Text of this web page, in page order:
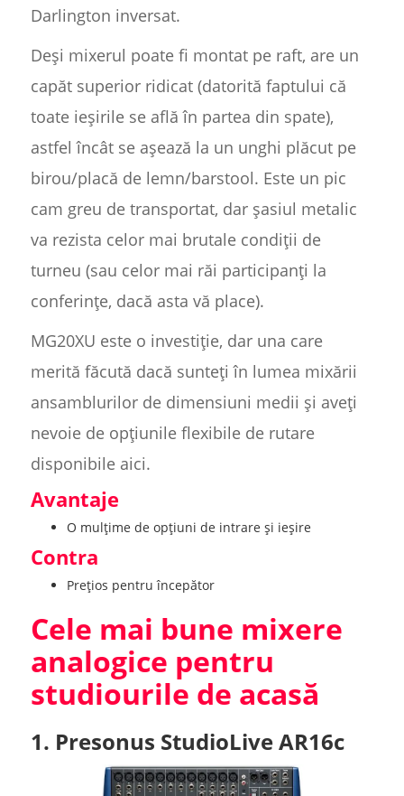
Darlington inversat.
Deși mixerul poate fi montat pe raft, are un
capăt superior ridicat (datorită faptului că
toate ieșirile se află în partea din spate),
astfel încât se așează la un unghi plăcut pe
birou/placă de lemn/barstool. Este un pic
cam greu de transportat, dar șasiul metalic
va rezista celor mai brutale condiții de
turneu (sau celor mai răi participanți la
conferințe, dacă asta vă place).
MG20XU este o investiție, dar una care
merită făcută dacă sunteți în lumea mixării
ansamblurilor de dimensiuni medii și aveți
nevoie de opțiunile flexibile de rutare
disponibile aici.
Avantaje
O mulțime de opțiuni de intrare și ieșire
Contra
Prețios pentru începător
Cele mai bune mixere
analogice pentru
studiourile de acasă
1. Presonus StudioLive AR16c